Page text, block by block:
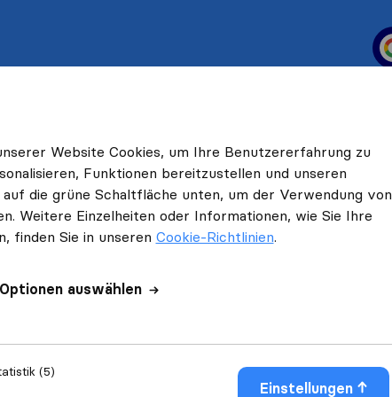
Website Cookies, um Ihre Benutzererfahrung zu
Funktionen bereitzustellen und unseren
die grüne Schaltfläche unten, um der Verwendung von
Weitere Einzelheiten oder Informationen, wie Sie Ihre
finden Sie in unseren Cookie-Richtlinien.
Optionen auswählen
(5)
Einstellungen